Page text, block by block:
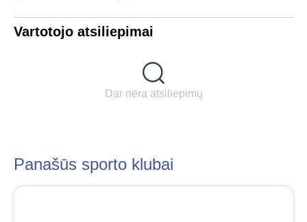
Vartotojo atsiliepimai
Dar nėra atsiliepimų
Panašūs sporto klubai